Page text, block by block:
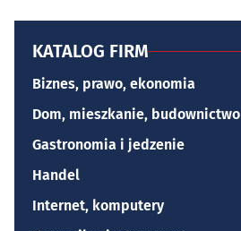
KATALOG FIRM
Biznes, prawo, ekonomia
Dom, mieszkanie, budownictwo
Gastronomia i jedzenie
Handel
Internet, komputery